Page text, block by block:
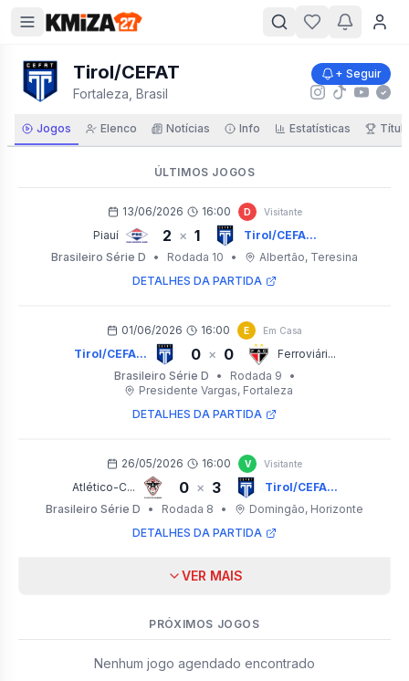
Tirol/CEFAT
Fortaleza, Brasil
+ Seguir
Jogos Elenco Notícias Info Estatísticas
ÚLTIMOS JOGOS
13/06/2026 16:00 D Visitante
Piauí 2 × 1
Tirol/CEFA...
Brasileiro Série D
• Rodada 10 • Albertão, Teresina
DETALHES DA PARTIDA
01/06/2026 16:00 E Em Casa
Tirol/CEFA... 0 × 0
Ferroviári...
Brasileiro Série D
• Rodada 9
•
Presidente Vargas, Fortaleza
DETALHES DA PARTIDA
26/05/2026 16:00 V Visitante
Atlético-C... 0 × 3
Tirol/CEFA...
Brasileiro Série D
• Rodada 8 • Domingão, Horizonte
DETALHES DA PARTIDA
VER MAIS
PRÓXIMOS JOGOS
Nenhum jogo agendado encontrado